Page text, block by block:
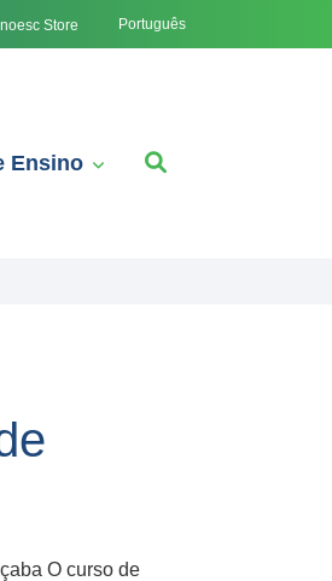
Store Português
Ensino
O curso de